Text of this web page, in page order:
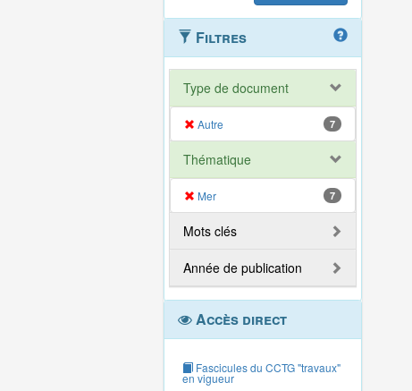
Filtres
Type de document
Autre 7
Thématique
Mer 7
Mots clés
Année de publication
Accès direct
Fascicules du CCTG "travaux"
en vigueur